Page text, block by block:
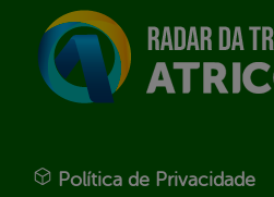
Política de Privacidade